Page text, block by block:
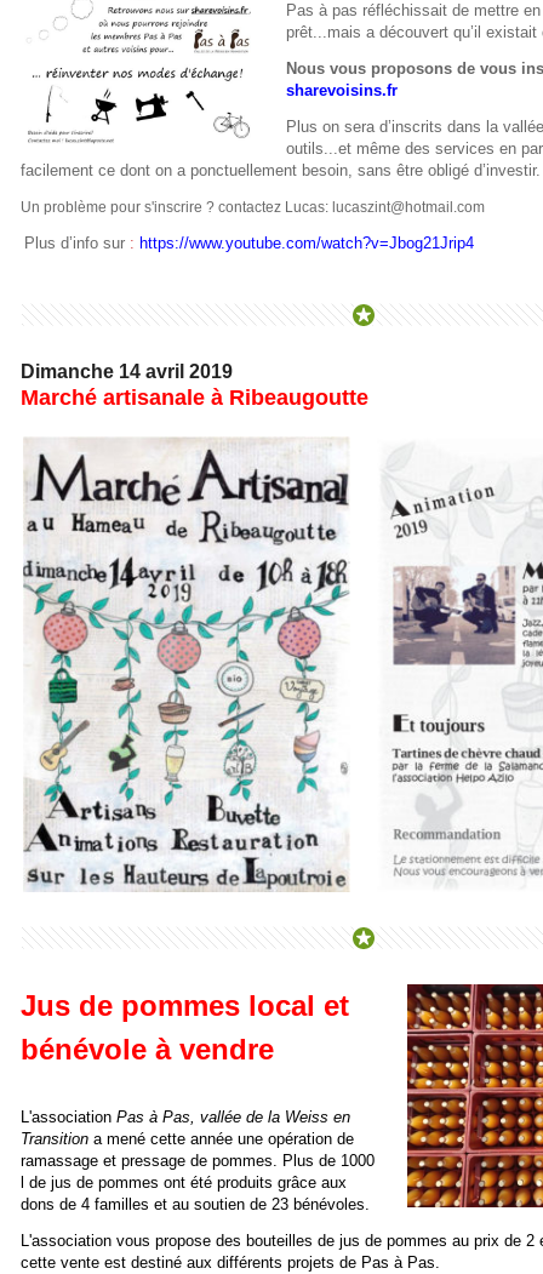
Pas à pas réfléchissait de mettre
prêt...mais a découvert qu’il existait
Nous vous proposons de vous
sharevoisins.fr
Plus on sera d’inscrits dans la
outils...et même des services en
facilement ce dont on a ponctuellement besoin, sans être obligé d’investir.
Un problème pour s'inscrire ? contactez Lucas: lucaszint@hotmail.com
Plus d’info sur : https://www.youtube.com/watch?v=Jbog21Jrip4
Dimanche 14 avril 2019
Marché artisanale à Ribeaugoutte
Jus de pommes local et
bénévole à vendre
L'association Pas à Pas, vallée de la Weiss en
Transition a mené cette année une opération de
ramassage et pressage de pommes. Plus de 1000
l de jus de pommes ont été produits grâce aux
dons de 4 familles et au soutien de 23 bénévoles.
L'association vous propose des bouteilles de jus de pommes au prix de 2
cette vente est destiné aux différents projets de Pas à Pas.